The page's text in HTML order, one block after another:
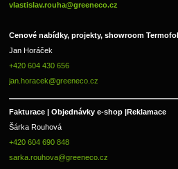
vlastislav.rouha@greeneco.cz
Cenové nabídky, projekty, showroom Termofol
Jan Horáček
+420 604 430 656
jan.horacek@greeneco.cz
Fakturace | Objednávky e-shop |Reklamace
Šárka Rouhová
+420 604 690 848
sarka.rouhova@greeneco.cz